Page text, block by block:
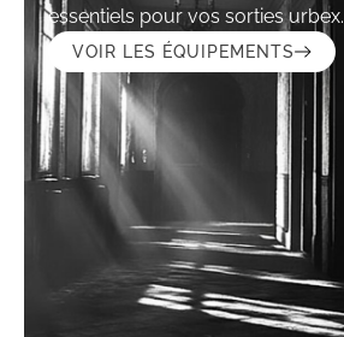
essentiels pour vos sorties urbex.
VOIR LES ÉQUIPEMENTS